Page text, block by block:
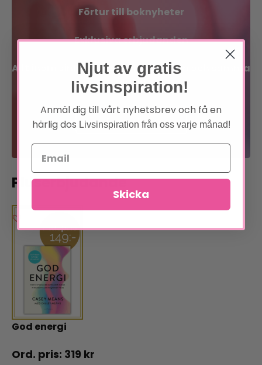
Förtur till boknyheter
Exklusiva erbjudanden
Allt inom sinne, kropp och själ på en och samma
plats!
Bli medlem
Pluserbjudande
God energi
319 kr
Njut av gratis
livsinspiration!
Anmäl dig till vårt nyhetsbrev och få en
härlig dos Livsinspiration från oss varje månad!
Skicka